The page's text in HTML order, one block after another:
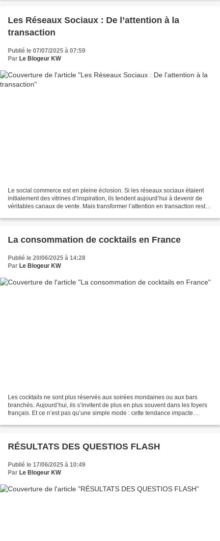
Les Réseaux Sociaux : De l’attention à la
transaction
Publié le 07/07/2025 à 07:59
Par Le Blogeur KW
Le social commerce est en pleine éclosion. Si les réseaux sociaux étaient
initialement des vitrines d’inspiration, ils tendent aujourd’hui à devenir de
véritables canaux de vente. Mais transformer l’attention en transaction reste
La consommation de cocktails en France
Publié le 20/06/2025 à 14:28
Par Le Blogeur KW
Les cocktails ne sont plus réservés aux soirées mondaines ou aux bars
branchés. Aujourd’hui, ils s’invitent de plus en plus souvent dans les foyers
français. Et ce n’est pas qu’une simple mode : cette tendance impacte
RÉSULTATS DES QUESTIOS FLASH
Publié le 17/06/2025 à 10:49
Par Le Blogeur KW